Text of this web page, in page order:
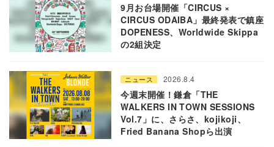
9月お台場開催「CIRCUS ×
CIRCUS ODAIBA」最終発表で鎮座
DOPENESS、Worldwide Skippa
の2組決定
ニュース 2026.8.4
今週末開催！鎌倉「THE
WALKERS IN TOWN SESSIONS
Vol.7」に、さらさ、kojikoji、
Fried Banana Shopら出演